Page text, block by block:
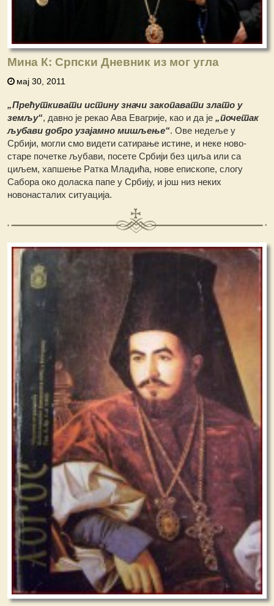
Мина К: Српски Дневник из мог угла
мај 30, 2011
„Прећуткивати истину значи закопавати злато у
земљу“, давно је рекао Ава Евагрије, као и да је„почетак
љубави добро узајамно мишљење“. Ове недеље у
Србији, могли смо видети сатирање истине, и неке ново-
старе почетке љубави, посете Србији без циља или са
циљем, хапшење Ратка Младића, нове епископе, слогу
Сабора око доласка папе у Србију, и још низ неких
новонасталих ситуација.